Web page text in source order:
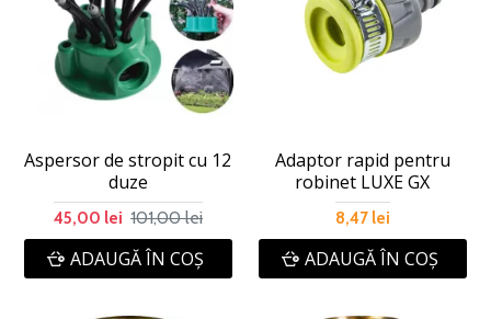
Aspersor de stropit cu 12
duze
45,00 lei 101,00 lei
ADAUGĂ ÎN COŞ
Adaptor rapid pentru
robinet LUXE GX
8,47 lei
ADAUGĂ ÎN COŞ